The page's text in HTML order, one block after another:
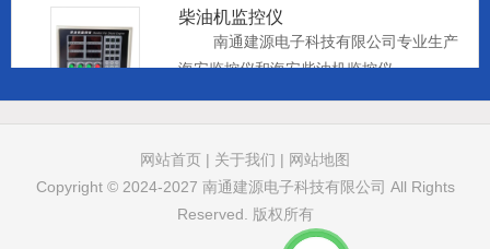
柴油机监控仪
南通建源电子科技有限公司专业生产
海安监控仪和海安柴油机监控仪...
远控仪表
南通建源电子科技有限公司专业生产
海安监控仪和海安柴油机监控仪...
网站首页 | 关于我们 | 网站地图
Copyright © 2024-2027 南通建源电子科技有限公司 All Rights
Reserved. 版权所有